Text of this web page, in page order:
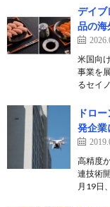
デイブ
品の海
米国向
事業を
るセイ
ドロ
発企業
高精度
連技術
月19日